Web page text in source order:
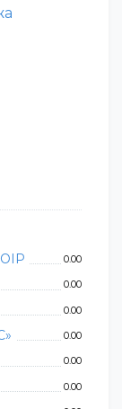
0.00
0.00
0.00
0.00
0.00
0.00